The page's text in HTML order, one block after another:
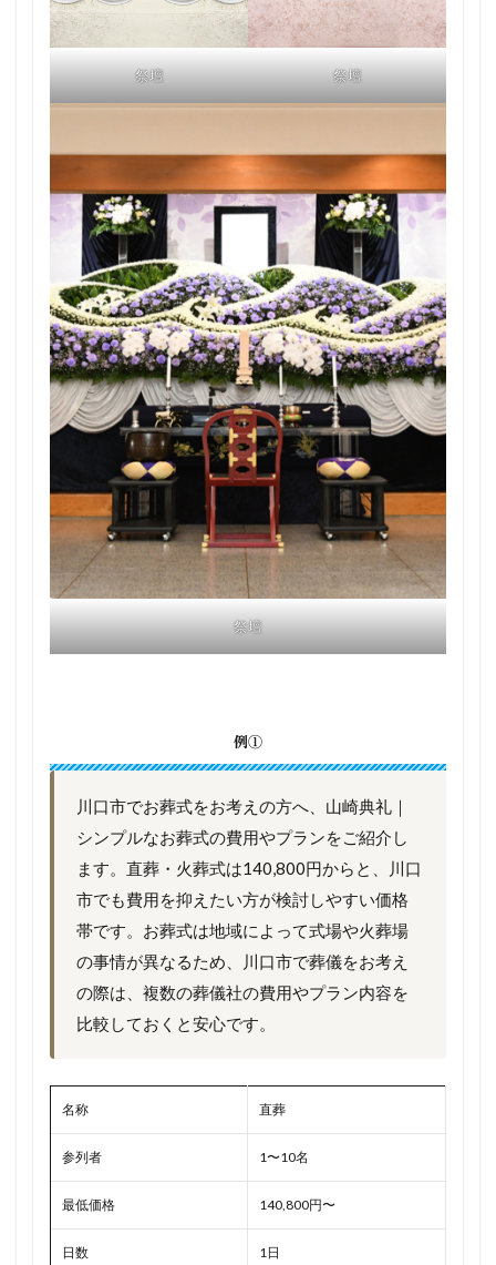
祭壇 祭壇
祭壇
例①
川口市でお葬式をお考えの方へ、山崎典礼｜
シンプルなお葬式の費用やプランをご紹介し
ます。直葬・火葬式は140,800円からと、川口
市でも費用を抑えたい方が検討しやすい価格
帯です。お葬式は地域によって式場や火葬場
の事情が異なるため、川口市で葬儀をお考え
の際は、複数の葬儀社の費用やプラン内容を
比較しておくと安心です。
名称 直葬
参列者 1〜10名
最低価格 140,800円〜
日数 1日